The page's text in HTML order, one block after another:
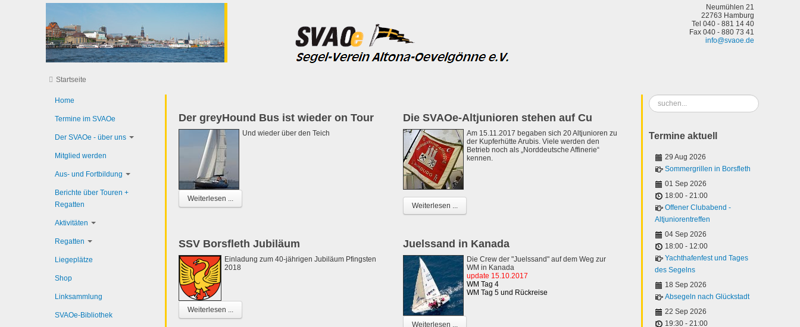
Neumühlen 21
22763 Hamburg
Tel 040 - 881 14 40
Fax 040 - 880 73 41
info@svaoe.de
Startseite
Der greyHound Bus ist wieder on Tour
Und wieder über den Teich
Weiterlesen ...
Die SVAOe-Altjunioren stehen auf Cu
Am 15.11.2017 begaben sich 20 Altjunioren zu
der Kupferhütte Arubis. Viele werden den
Betrieb noch als „Norddeutsche Affinerie“
kennen.
Weiterlesen ...
SSV Borsfleth Jubiläum
Einladung zum 40-jährigen Jubiläum Pfingsten
2018
Weiterlesen ...
Juelssand in Kanada
Die Crew der "Juelssand" auf dem Weg zur
WM in Kanada
update 15.10.2017
WM Tag 4
WM Tag 5 und Rückreise
Weiterlesen ...
Home
Termine im SVAOe
Der SVAOe - über uns
Mitglied werden
Aus- und Fortbildung
Berichte über Touren +
Regatten
Aktivitäten
Regatten
Liegeplätze
Shop
Linksammlung
SVAOe-Bibliothek
Suchen
...
Termine aktuell
29 Aug 2026
Sommergrillen in Borsfleth
01 Sep 2026
18:00 - 21:00
Offener Clubabend -
Altjuniorentreffen
04 Sep 2026
18:00 - 12:00
Yachthafenfest und Tages
des Segelns
18 Sep 2026
Absegeln nach Glückstadt
22 Sep 2026
19:30 - 21:00